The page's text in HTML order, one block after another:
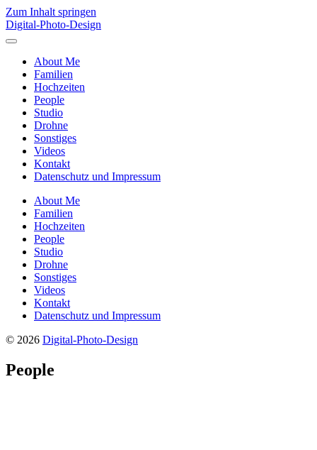
Zum Inhalt springen
Digital-Photo-Design
Menü
umschaltenAbout Me
Familien
Hochzeiten
People
Studio
Drohne
Sonstiges
Videos
Kontakt
Datenschutz und Impressum
About Me
Familien
Hochzeiten
People
Studio
Drohne
Sonstiges
Videos
Kontakt
Datenschutz und Impressum
© 2026 Digital-Photo-Design
People